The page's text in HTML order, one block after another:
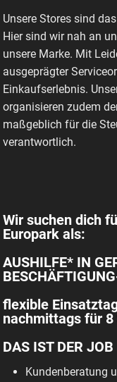
Unsere Stores sind
Hier sind wir nah an
unsere Marke. Mit
ausgeprägter
Einkaufserlebnis.
organisieren zudem
maßgeblich für die
verantwortlich.
Wir suchen dich
Europark als:
AUSHILFE* IN
flexible
nachmittags für 8
DAS IST DER JOB
Kundenberatung